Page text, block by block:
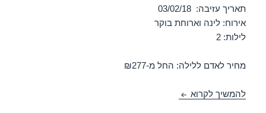
תאריך עזיבה: 03/02/18
אירוח: לינה וארוחת בוקר
לילות: 2
מחיר לאדם ללילה: החל מ-₪277
להמשיך לקרוא חופשה במלון רות רימונים – צפת 01/02/2018